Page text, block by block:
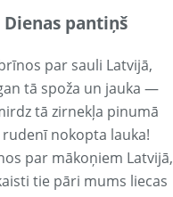
Dienas pantiņš
par sauli Latvijā,
tā spoža un jauka —
tā zirnekļa pinumā
rudenī nokopta lauka!
par mākoņiem Latvijā,
tie pāri mums liecas